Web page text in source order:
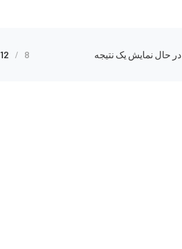
در حال نمایش یک نتیجه 8
12